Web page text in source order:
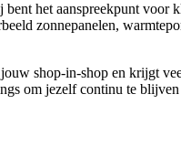
het aanspreekpunt voor
zonnepanelen,
shop-in-shop en krijgt
om jezelf continu te